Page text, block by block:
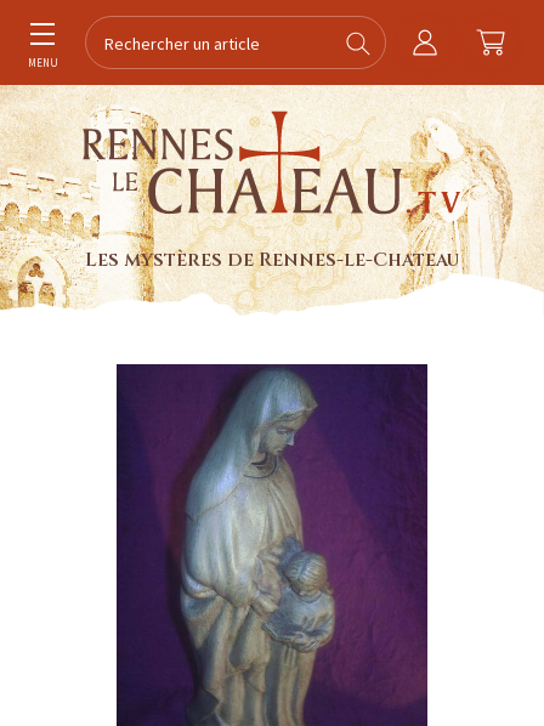
MENU
Les mystères de Rennes-le-Chateau